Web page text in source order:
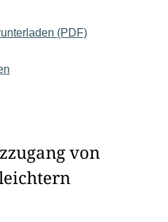
(PDF)
von